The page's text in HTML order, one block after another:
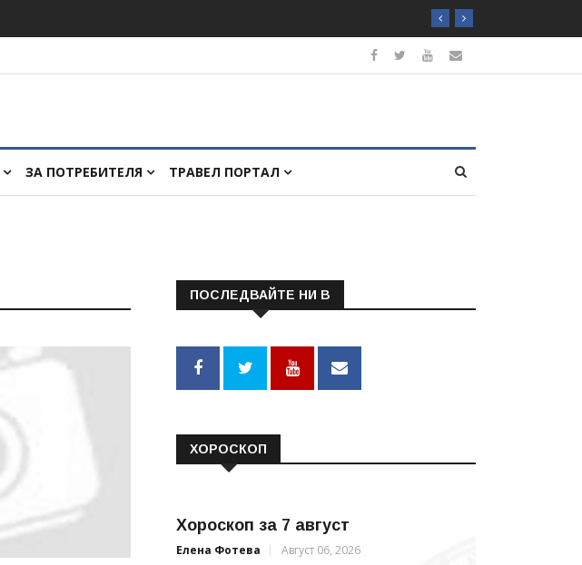
ЗА ПОТРЕБИТЕЛЯ ТРАВЕЛ ПОРТАЛ
ПОСЛЕДВАЙТЕ НИ В
ХОРОСКОП
Хороскоп за 7 август
Елена Фотева Август 06, 2026